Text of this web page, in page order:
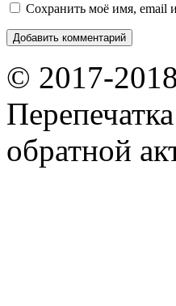
Сохранить моё имя, email
© 2017-
обратной